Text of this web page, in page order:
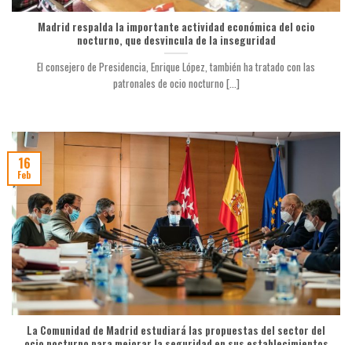
Madrid respalda la importante actividad económica del ocio
nocturno, que desvincula de la inseguridad
El consejero de Presidencia, Enrique López, también ha tratado con las
patronales de ocio nocturno [...]
La Comunidad de Madrid estudiará las propuestas del sector del
16
Feb